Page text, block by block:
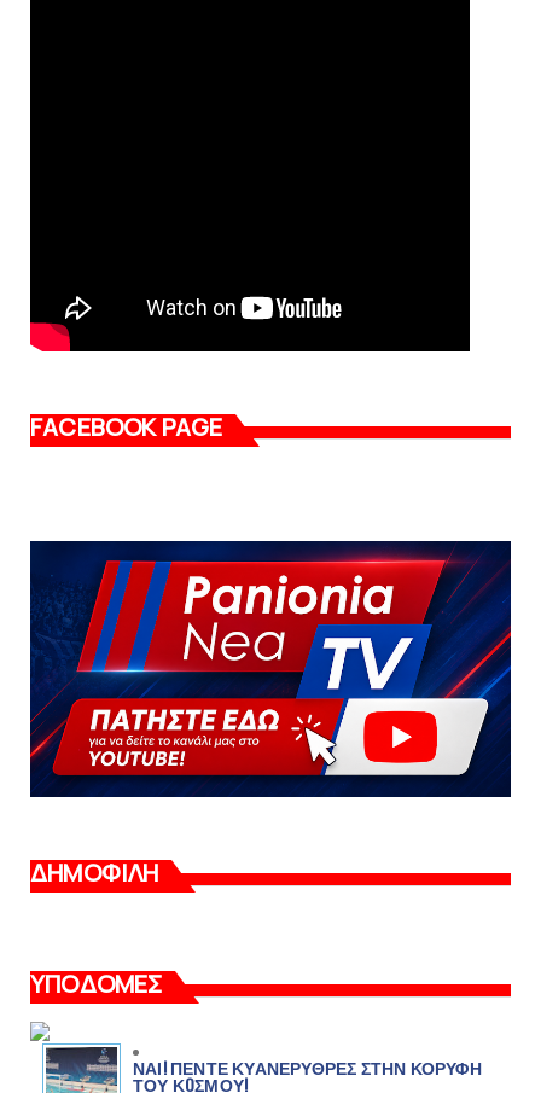
FACEBOOK PAGE
ΔΗΜΟΦΙΛΗ
ΥΠΟΔΟΜΕΣ
ΝΑΙ! ΠΕΝΤΕ ΚΥΑΝΕΡΥΘΡΕΣ ΣΤΗΝ ΚΟΡΥΦΗ
ΤΟΥ ΚOΣΜΟΥ!